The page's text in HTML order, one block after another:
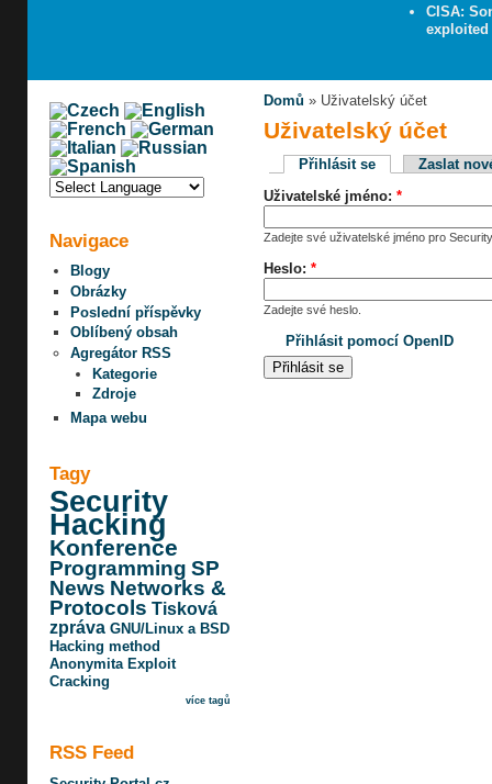
CISA:
exploited
Navigace
Blogy
Obrázky
Poslední příspěvky
Oblíbený obsah
Agregátor RSS
Kategorie
Zdroje
Mapa webu
Tagy
Security
Hacking
Konference
Programming SP
News Networks &
Protocols Tisková
zpráva GNU/Linux a BSD
Hacking method
Anonymita Exploit
Cracking
více tagů
RSS Feed
Domů » Uživatelský účet
Uživatelský účet
Přihlásit se
Zaslat
Uživatelské jméno: *
Zadejte své uživatelské jméno pro
Heslo: *
Zadejte své heslo.
Přihlásit pomocí OpenID